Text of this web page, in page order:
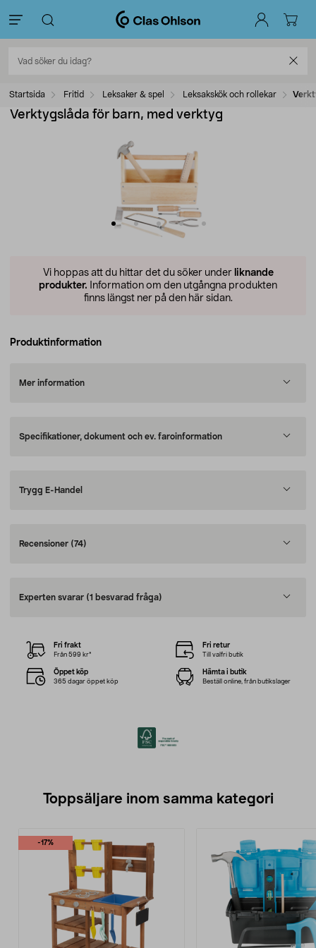
Startsida Fritid Leksaker & spel Leksakskök och rollekar
Verktygslåda för barn, med verktyg
Vi hoppas att du hittar det du söker under liknande
produkter. Information om den utgångna produkten
finns längst ner på den här sidan.
Produktinformation
Mer information
Specifikationer, dokument och ev. faroinformation
Trygg E-Handel
Recensioner (74)
Experten svarar (1 besvarad fråga)
Fri frakt
Från 599 kr*
Fri retur
Till valfri butik
Öppet köp
365 dagar öppet köp
Hämta i butik
Beställ online, från butikslager
Toppsäljare inom samma kategori
-17%